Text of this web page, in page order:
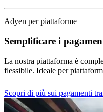
Adyen per piattaforme
Semplificare i
La nostra piattaforma è
flessibile. Ideale per
Scopri di più sui pagamenti